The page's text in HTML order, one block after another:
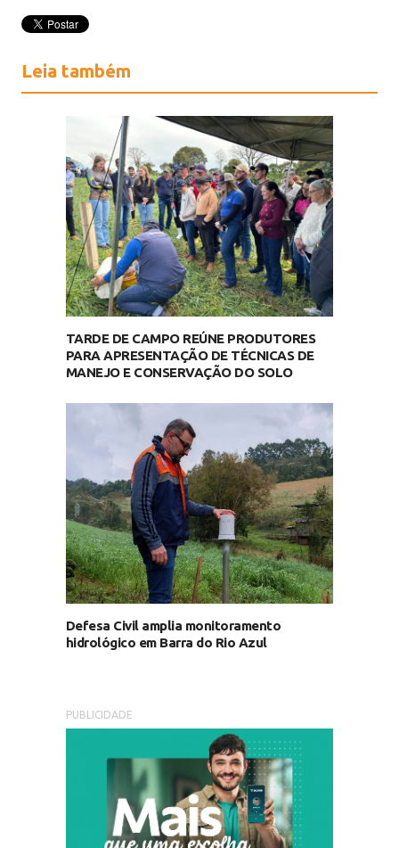
Leia também
TARDE DE CAMPO REÚNE PRODUTORES
PARA APRESENTAÇÃO DE TÉCNICAS DE
MANEJO E CONSERVAÇÃO DO SOLO
Defesa Civil amplia monitoramento
hidrológico em Barra do Rio Azul
PUBLICIDADE